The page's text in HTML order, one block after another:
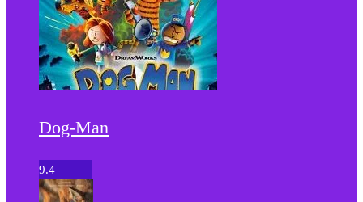
Dog-Man
9.4